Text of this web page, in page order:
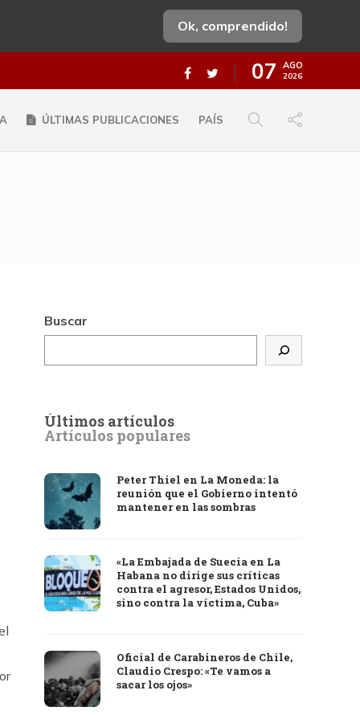
Ok, comprendido!
07 AGO
2026
ÚLTIMAS PUBLICACIONES PAÍS
Buscar
Últimos artículos
Artículos populares
Peter Thiel en La Moneda: la
reunión que el Gobierno intentó
mantener en las sombras
«La Embajada de Suecia en La
Habana no dirige sus críticas
contra el agresor, Estados Unidos,
sino contra la víctima, Cuba»
Oficial de Carabineros de Chile,
Claudio Crespo: «Te vamos a
sacar los ojos»